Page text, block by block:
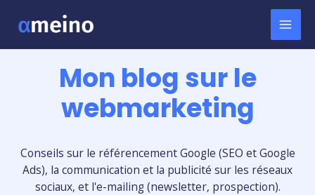
Mon blog sur le
webmarketing
Conseils sur le référencement Google (SEO et Google
Ads), la communication et la publicité sur les réseaux
sociaux, et l'e-mailing (newsletter, prospection).